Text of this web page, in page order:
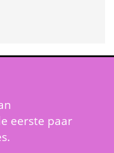
eerste paar